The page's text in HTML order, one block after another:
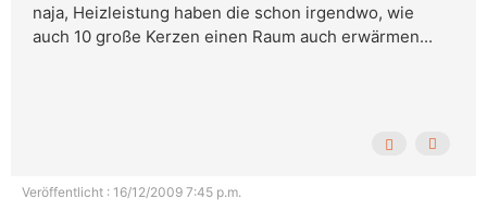
naja, Heizleistung haben die schon irgendwo, wie
auch 10 große Kerzen einen Raum auch erwärmen...
Veröffentlicht : 16/12/2009 7:45 p.m.